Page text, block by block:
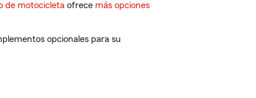
de motocicleta ofrece más opciones
opcionales para su